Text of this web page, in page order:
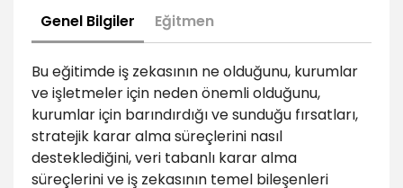
Genel Bilgiler Eğitmen
Bu eğitimde iş zekasının ne olduğunu, kurumlar
ve işletmeler için neden önemli olduğunu,
kurumlar için barındırdığı ve sunduğu fırsatları,
stratejik karar alma süreçlerini nasıl
desteklediğini, veri tabanlı karar alma
süreçlerini ve iş zekasının temel bileşenleri